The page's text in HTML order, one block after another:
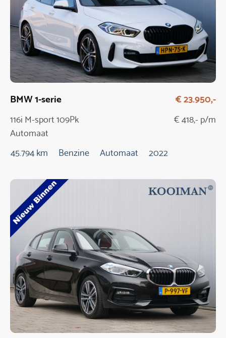
BMW 1-serie
116i M-sport 109Pk
Automaat
€ 23.950,-
€ 418,- p/m
45.794 km Benzine Automaat 2022